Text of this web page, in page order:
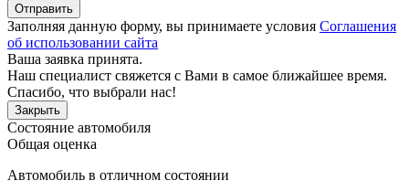
Отправить
Заполняя данную форму, вы принимаете условия Соглашения
об использовании сайта
Ваша заявка принята.
Наш специалист свяжется с Вами в самое ближайшее время.
Спасибо, что выбрали нас!
Закрыть
Состояние автомобиля
Общая оценка
Автомобиль в отличном состоянии